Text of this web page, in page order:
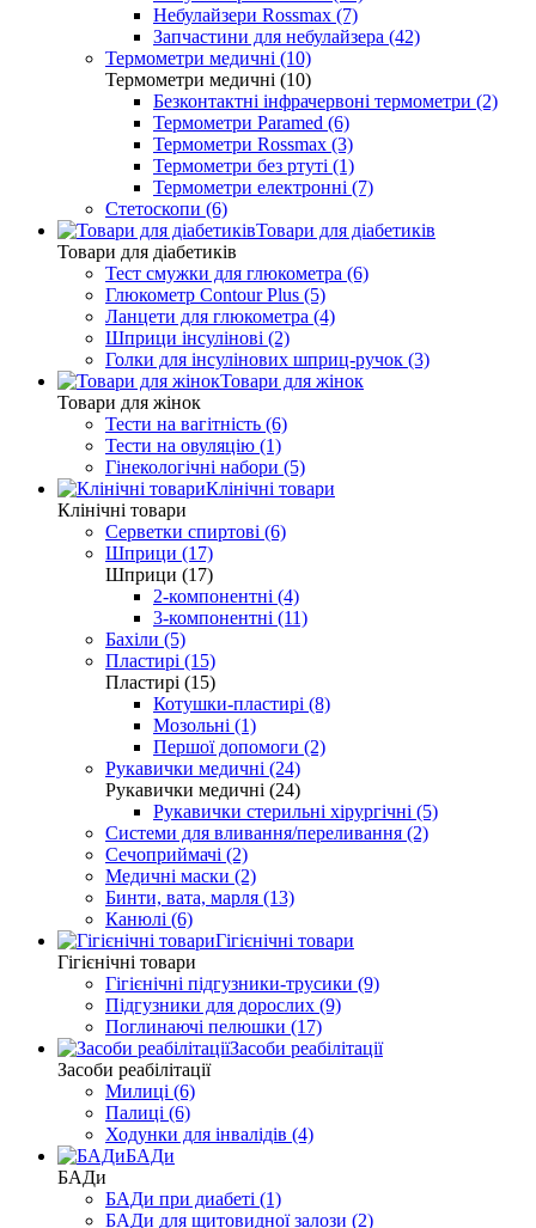
Небулайзери Rossmax (7)
Запчастини для небулайзера (42)
Термометри медичні (10)
Термометри медичні (10)
Безконтактні інфрачервоні термометри (2)
Термометри Paramed (6)
Термометри Rossmax (3)
Термометри без ртуті (1)
Термометри електронні (7)
Стетоскопи (6)
Товари для діабетиків
Товари для діабетиків
Тест смужки для глюкометра (6)
Глюкометр Contour Plus (5)
Ланцети для глюкометра (4)
Шприци інсулінові (2)
Голки для інсулінових шприц-ручок (3)
Товари для жінок
Товари для жінок
Тести на вагітність (6)
Тести на овуляцію (1)
Гінекологічні набори (5)
Клінічні товари
Клінічні товари
Серветки спиртові (6)
Шприци (17)
Шприци (17)
2-компонентні (4)
3-компонентні (11)
Бахіли (5)
Пластирі (15)
Пластирі (15)
Котушки-пластирі (8)
Мозольні (1)
Першої допомоги (2)
Рукавички медичні (24)
Рукавички медичні (24)
Рукавички стерильні хірургічні (5)
Системи для вливання/переливання (2)
Сечоприймачі (2)
Медичні маски (2)
Бинти, вата, марля (13)
Канюлі (6)
Гігієнічні товари
Гігієнічні товари
Гігієнічні підгузники-трусики (9)
Підгузники для дорослих (9)
Поглинаючі пелюшки (17)
Засоби реабілітації
Засоби реабілітації
Милиці (6)
Палиці (6)
Ходунки для інвалідів (4)
БАДи
БАДи
БАДи при диабеті (1)
БАДи для щитовидної залози (2)